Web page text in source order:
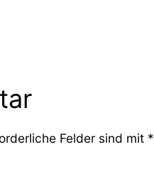
Felder sind mit *